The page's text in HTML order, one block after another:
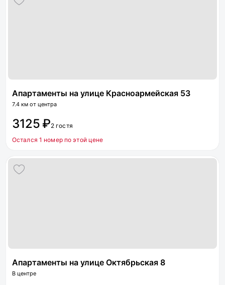
Апартаменты на улице Красноармейская 53
7.4 км от центра
3125 ₽2 гостя
Остался 1 номер по этой цене
Апартаменты на улице Октябрьская 8
В центре